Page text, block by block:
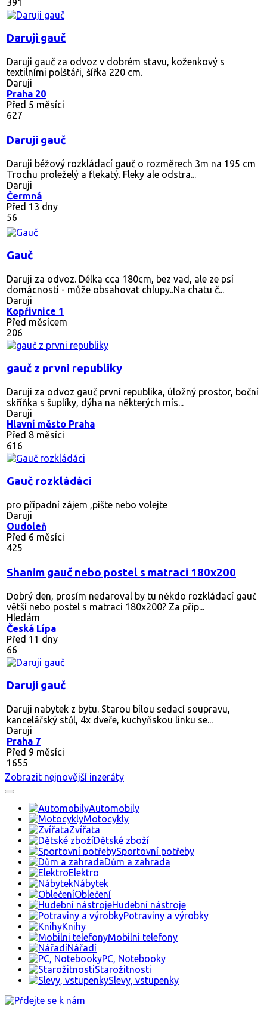
391
Daruji gauč
Daruji gauč za odvoz v dobrém stavu, koženkový s
textilními polštáři, šířka 220 cm.
Daruji
Praha 20
Před 5 měsíci
627
Daruji gauč
Daruji béžový rozkládací gauč o rozměrech 3m na 195 cm
Trochu proleželý a flekatý. Fleky ale odstra...
Daruji
Čermná
Před 13 dny
56
Gauč
Daruji za odvoz. Délka cca 180cm, bez vad, ale ze psí
domácnosti - může obsahovat chlupy..Na chatu č...
Daruji
Kopřivnice 1
Před měsícem
206
gauč z prvni republiky
Daruji za odvoz gauč první republika, úložný prostor, boční
skříňka s šuplíky, dýha na některých mís...
Daruji
Hlavní město Praha
Před 8 měsíci
616
Gauč rozkládáci
pro případní zájem ,pište nebo volejte
Daruji
Oudoleň
Před 6 měsíci
425
Shanim gauč nebo postel s matraci 180x200
Dobrý den, prosím nedaroval by tu někdo rozkládací gauč
větší nebo postel s matraci 180x200? Za příp...
Hledám
Česká Lípa
Před 11 dny
66
Daruji gauč
Daruji nabytek z bytu. Starou bílou sedací soupravu,
kancelářský stůl, 4x dveře, kuchyňskou linku se...
Daruji
Praha 7
Před 9 měsíci
1655
Zobrazit nejnovější inzeráty
Automobily
Motocykly
Zvířata
Dětské zboží
Sportovní potřeby
Dům a zahrada
Elektro
Nábytek
Oblečení
Hudební nástroje
Potraviny a výrobky
Knihy
Mobilni telefony
Nářadí
PC, Notebooky
Starožitnosti
Slevy, vstupenky